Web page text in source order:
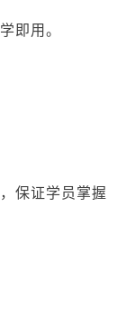
即用。
保证学员掌握